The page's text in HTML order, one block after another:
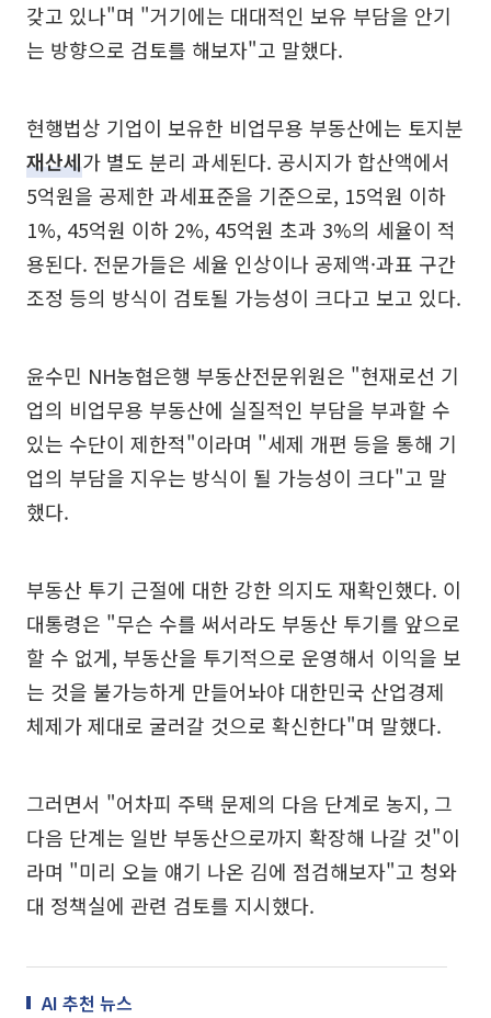
갖고 있나"며 "거기에는 대대적인 보유 부담을 안기
는 방향으로 검토를 해보자"고 말했다.
현행법상 기업이 보유한 비업무용 부동산에는 토지분
재산세가 별도 분리 과세된다. 공시지가 합산액에서
5억원을 공제한 과세표준을 기준으로, 15억원 이하
1%, 45억원 이하 2%, 45억원 초과 3%의 세율이 적
용된다. 전문가들은 세율 인상이나 공제액·과표 구간
조정 등의 방식이 검토될 가능성이 크다고 보고 있다.
윤수민 NH농협은행 부동산전문위원은 "현재로선 기
업의 비업무용 부동산에 실질적인 부담을 부과할 수
있는 수단이 제한적"이라며 "세제 개편 등을 통해 기
업의 부담을 지우는 방식이 될 가능성이 크다"고 말
했다.
부동산 투기 근절에 대한 강한 의지도 재확인했다. 이
대통령은 "무슨 수를 써서라도 부동산 투기를 앞으로
할 수 없게, 부동산을 투기적으로 운영해서 이익을 보
는 것을 불가능하게 만들어놔야 대한민국 산업경제
체제가 제대로 굴러갈 것으로 확신한다"며 말했다.
그러면서 "어차피 주택 문제의 다음 단계로 농지, 그
다음 단계는 일반 부동산으로까지 확장해 나갈 것"이
라며 "미리 오늘 얘기 나온 김에 점검해보자"고 청와
대 정책실에 관련 검토를 지시했다.
AI 추천 뉴스